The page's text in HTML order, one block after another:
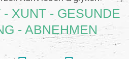
XUNT - GESUNDE
- ABNEHMEN